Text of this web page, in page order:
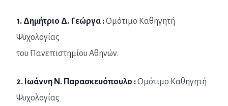
1. Δημήτριο Δ. Γεώργα :Ομότιμο Καθηγητή
Ψυχολογίας
του Πανεπιστημίου Αθηνών.
2. Ιωάννη Ν. Παρασκευόπουλο :Ομότιμο Καθηγητή
Ψυχολογίας